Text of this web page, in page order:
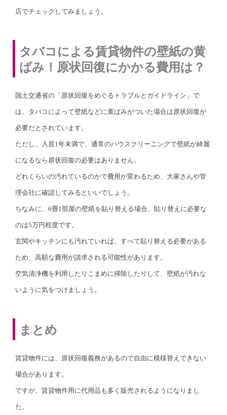
店でチェックしてみましょう。
タバコによる賃貸物件の壁紙の黄
ばみ！原状回復にかかる費用は？
国土交通省の「原状回復をめぐるトラブルとガイドライン」で
は、タバコによって壁紙などに黄ばみがついた場合は原状回復が
必要だとされています。
ただし、入居1年未満で、通常のハウスクリーニングで壁紙が綺麗
になるなら原状回復の必要はありません。
どれくらいの汚れているのかで費用が変わるため、大家さんや管
理会社に確認してみるといいでしょう。
ちなみに、6畳1部屋の壁紙を貼り替える場合、貼り替えに必要な
のは5万円程度です。
玄関やキッチンにも汚れていれば、すべて貼り替える必要がある
ため、高額な費用が請求される可能性があります。
空気清浄機を利用したりこまめに掃除したりして、壁紙が汚れな
いように気をつけましょう。
まとめ
賃貸物件には、原状回復義務があるので自由に模様替えできない
場合があります。
ですが、賃貸物件用に代用品も多く販売されるようになりまし
た。